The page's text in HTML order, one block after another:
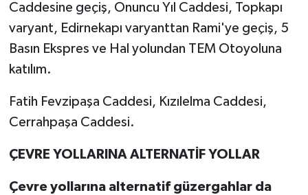
Caddesine geçiş, Onuncu Yıl Caddesi, Topkapı
varyant, Edirnekapı varyanttan Rami'ye geçiş, 5
Basın Ekspres ve Hal yolundan TEM Otoyoluna
katılım.
Fatih Fevzipaşa Caddesi, Kızılelma Caddesi,
Cerrahpaşa Caddesi.
ÇEVRE YOLLARINA ALTERNATİF YOLLAR
Çevre yollarına alternatif güzergahlar da